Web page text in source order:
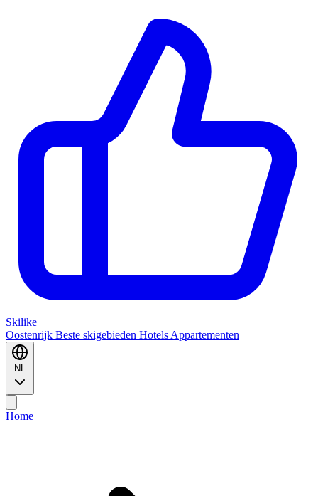
Skilike
Oostenrijk Beste skigebieden Hotels Appartementen
NL
Home